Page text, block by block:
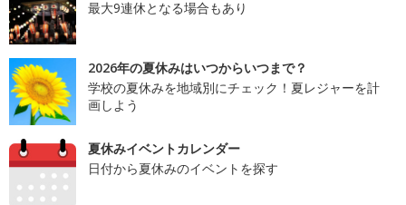
最大9連休となる場合もあり
2026年の夏休みはいつからいつまで？
学校の夏休みを地域別にチェック！夏レジャーを計
画しよう
夏休みイベントカレンダー
日付から夏休みのイベントを探す